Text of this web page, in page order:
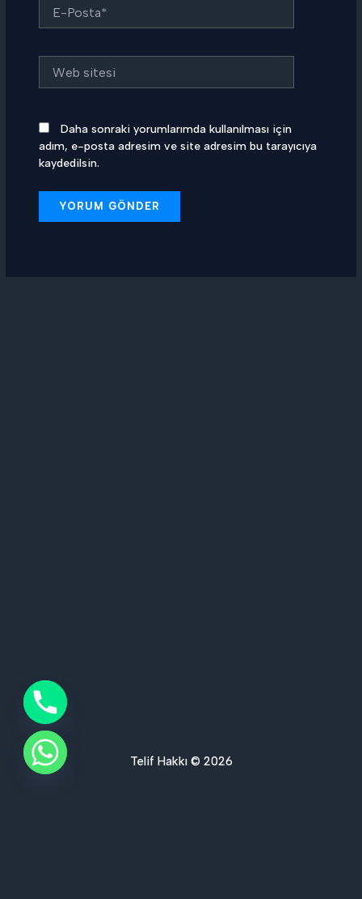
Posta*
sitesi
Daha sonraki yorumlarımda kullanılması için
adım, e-posta adresim ve site adresim bu tarayıcıya
kaydedilsin.
Telif Hakkı © 2026